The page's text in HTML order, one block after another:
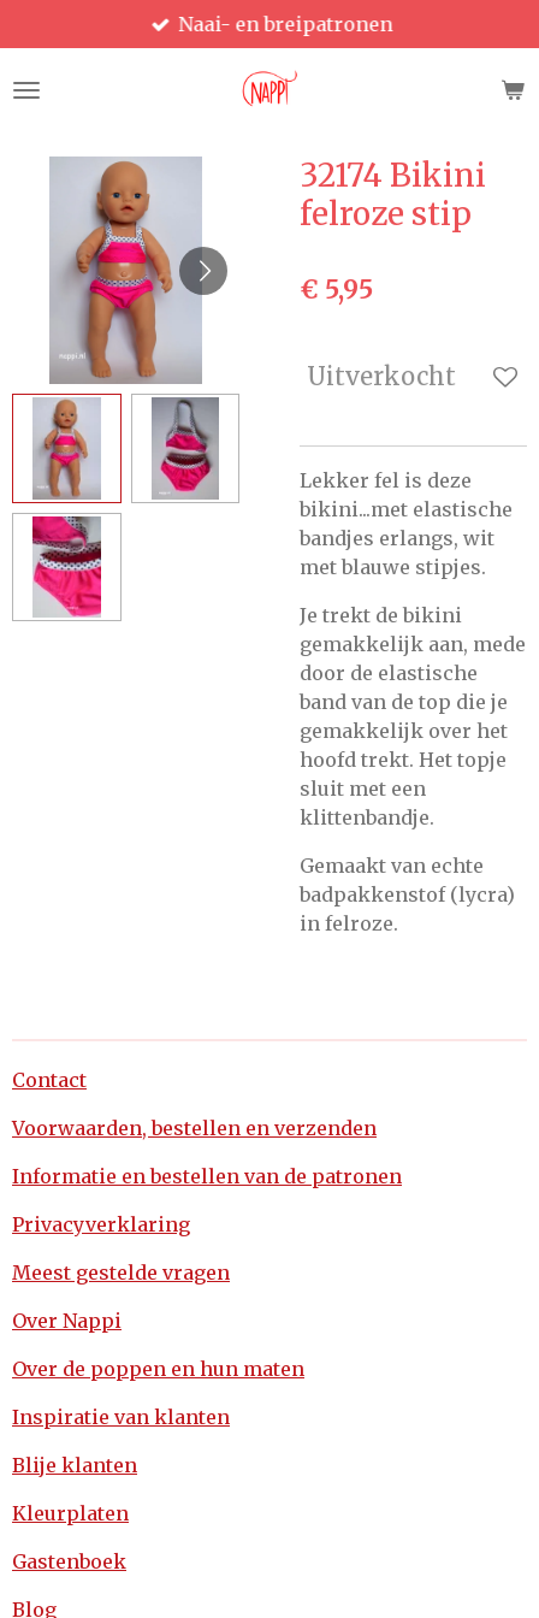
direct
naar
Naai- en breipatronen
32174 Bikini
felroze stip
€ 5,95
Uitverkocht
Lekker fel is deze
bikini...met elastische
bandjes erlangs, wit
met blauwe stipjes.
Je trekt de bikini
gemakkelijk aan, mede
door de elastische
band van de top die je
gemakkelijk over het
hoofd trekt. Het topje
sluit met een
klittenbandje.
Gemaakt van echte
badpakkenstof (lycra)
in felroze.
Contact
Voorwaarden, bestellen en verzenden
Informatie en bestellen van de patronen
Privacyverklaring
Meest gestelde vragen
Over Nappi
Over de poppen en hun maten
Inspiratie van klanten
Blije klanten
Kleurplaten
Gastenboek
Blog